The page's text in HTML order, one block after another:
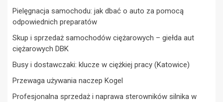
Pielęgnacja samochodu: jak dbać o auto za pomocą
odpowiednich preparatów
Skup i sprzedaż samochodów ciężarowych – giełda aut
ciężarowych DBK
Busy i dostawczaki: klucze w ciężkiej pracy (Katowice)
Przewaga używania naczep Kogel
Profesjonalna sprzedaż i naprawa sterowników silnika w